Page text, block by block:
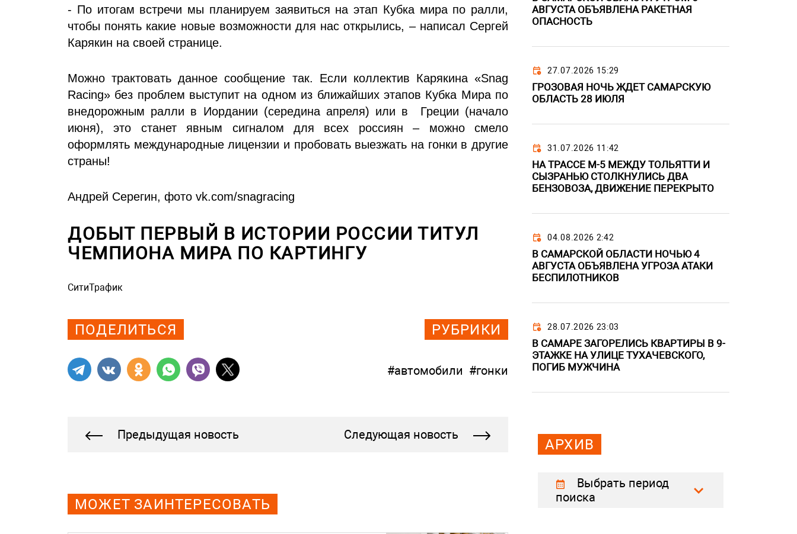
- По итогам встречи мы планируем заявиться на этап Кубка мира по ралли,
чтобы понять какие новые возможности для нас открылись, – написал Сергей
Карякин на своей странице.
Можно трактовать данное сообщение так. Если коллектив Карякина «Snag
Racing» без проблем выступит на одном из ближайших этапов Кубка Мира по
внедорожным ралли в Иордании (середина апреля) или в Греции (начало
июня), это станет явным сигналом для всех россиян – можно смело
оформлять международные лицензии и пробовать выезжать на гонки в другие
страны!
Андрей Серегин, фото vk.com/snagracing
ДОБЫТ ПЕРВЫЙ В ИСТОРИИ РОССИИ ТИТУЛ
ЧЕМПИОНА МИРА ПО КАРТИНГУ
СитиТрафик
ПОДЕЛИТЬСЯ РУБРИКИ
#автомобили #гонки
Предыдущая новость Следующая новость
МОЖЕТ ЗАИНТЕРЕСОВАТЬ
АВГУСТА ОБЪЯВЛЕНА РАКЕТНАЯ
ОПАСНОСТЬ
27.07.2026 15:29
ГРОЗОВАЯ НОЧЬ ЖДЕТ САМАРСКУЮ
ОБЛАСТЬ 28 ИЮЛЯ
31.07.2026 11:42
НА ТРАССЕ М-5 МЕЖДУ ТОЛЬЯТТИ И
СЫЗРАНЬЮ СТОЛКНУЛИСЬ ДВА
БЕНЗОВОЗА, ДВИЖЕНИЕ ПЕРЕКРЫТО
04.08.2026 2:42
В САМАРСКОЙ ОБЛАСТИ НОЧЬЮ 4
АВГУСТА ОБЪЯВЛЕНА УГРОЗА АТАКИ
БЕСПИЛОТНИКОВ
28.07.2026 23:03
В САМАРЕ ЗАГОРЕЛИСЬ КВАРТИРЫ В 9-
ЭТАЖКЕ НА УЛИЦЕ ТУХАЧЕВСКОГО,
ПОГИБ МУЖЧИНА
АРХИВ
Выбрать период
поиска